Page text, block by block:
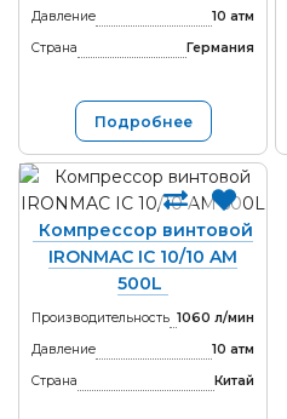
Давление
10 атм
Страна
Германия
Подробнее
Компрессор винтовой
IRONMAC IC 10/10 AM
500L
Производительность 1060 л/мин
Давление
10 атм
Страна
Китай